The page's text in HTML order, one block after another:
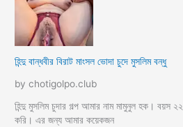
হিন্দু বান্ধবীর বিরাট মাংসল ভোদা চুদে মুসলিম বন্ধু
by chotigolpo.club
হিন্দু মুসলিম চুদার গল্প আমার নাম মামুনুল হক। বয়স
করি। এর জন্য আমার কয়েকজন